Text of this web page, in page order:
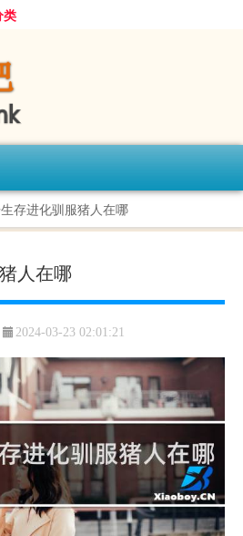
类
存进化驯服猪人在哪
人在哪
2024-03-23 02:01:21